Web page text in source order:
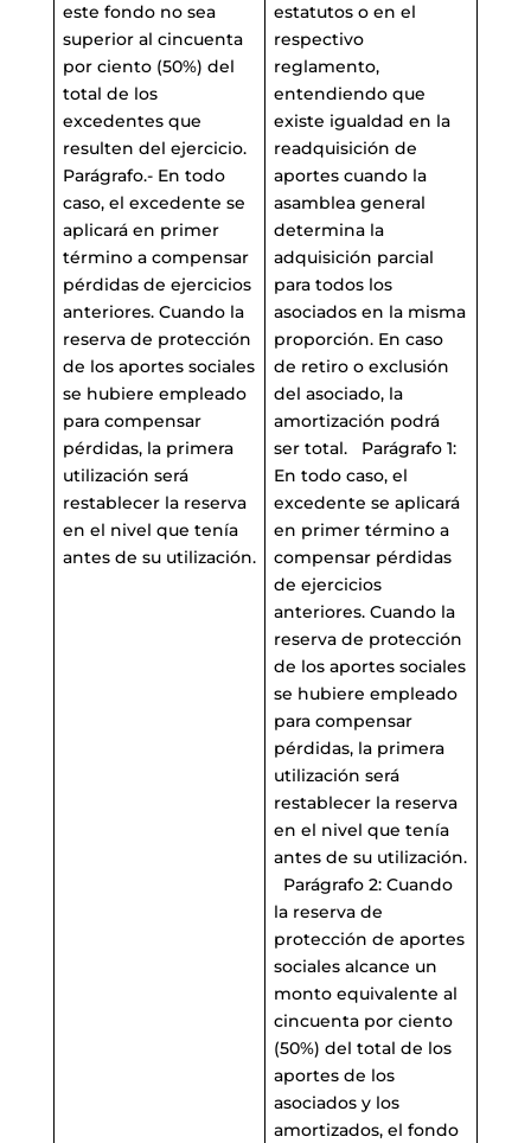
este fondo no sea
superior al cincuenta
por ciento (50%) del
total de los
excedentes que
resulten del ejercicio.
Parágrafo.- En todo
caso, el excedente se
aplicará en primer
término a compensar
pérdidas de ejercicios
anteriores. Cuando la
reserva de protección
de los aportes sociales
se hubiere empleado
para compensar
pérdidas, la primera
utilización será
restablecer la reserva
en el nivel que tenía
antes de su utilización.
estatutos o en el
respectivo
reglamento,
entendiendo que
existe igualdad en la
readquisición de
aportes cuando la
asamblea general
determina la
adquisición parcial
para todos los
asociados en la misma
proporción. En caso
de retiro o exclusión
del asociado, la
amortización podrá
ser total. Parágrafo 1:
En todo caso, el
excedente se aplicará
en primer término a
compensar pérdidas
de ejercicios
anteriores. Cuando la
reserva de protección
de los aportes sociales
se hubiere empleado
para compensar
pérdidas, la primera
utilización será
restablecer la reserva
en el nivel que tenía
antes de su utilización.
Parágrafo 2: Cuando
la reserva de
protección de aportes
sociales alcance un
monto equivalente al
cincuenta por ciento
(50%) del total de los
aportes de los
asociados y los
amortizados, el fondo